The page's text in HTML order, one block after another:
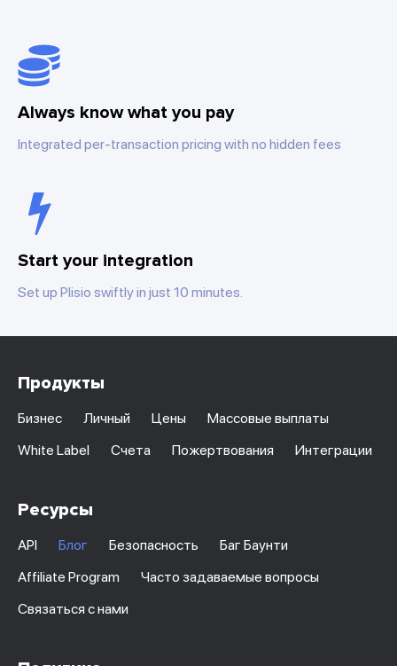
Always know what you pay
Integrated per-transaction pricing with no hidden fees
Start your integration
Set up Plisio swiftly in just 10 minutes.
Продукты
Бизнес Личный Цены
Массовые выплаты
White Label
Счета Пожертвования Интеграции
Ресурсы
API Блог Безопасность
Баг Баунти
Affiliate Program
Часто задаваемые вопросы
Связаться с нами